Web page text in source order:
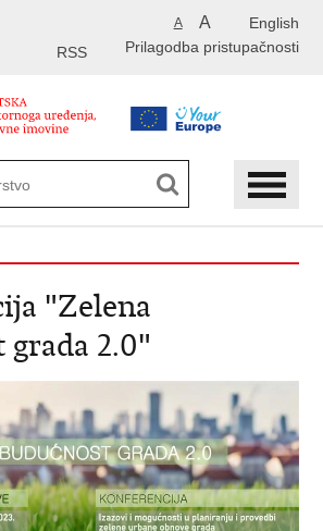
English
A A
Prilagodba pristupačnosti
RSS
"Zelena
2.0"